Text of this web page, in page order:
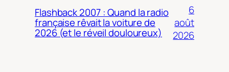
Flashback 2007 : Quand la radio
française rêvait la voiture de
2026 (et le réveil douloureux)
6
août
2026